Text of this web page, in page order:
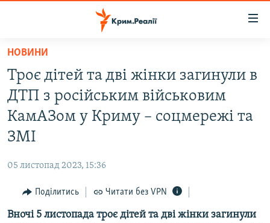
Перейти
основного
матеріалу
Перейти
до
основної
Перейти
пошуку
ВОДА.КРИМ
ВІДЕО ТА ФОТО
ПОЛІТИКА
ІНТЕРВ'Ю
ВСЕ ЗА ДЕНЬ
НОВИНИ
Троє дітей та дві жінки загинули в
ДТП з російським військовим
КамАЗом у Криму – соцмережі та
ЗМІ
05 листопад 2023, 15:36
Поділитись Читати без VPN
Вночі 5 листопада троє дітей та дві жінки загинули